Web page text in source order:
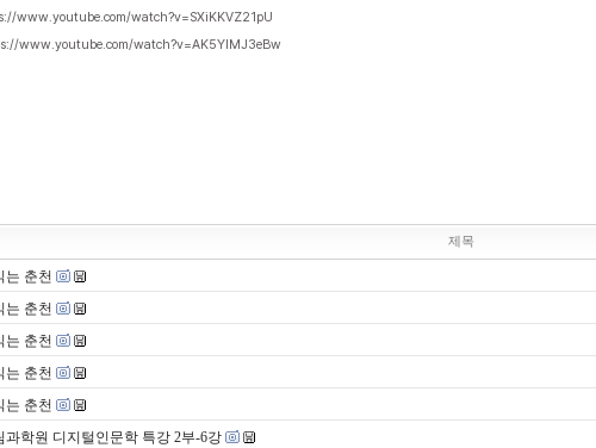
www.youtube.com/watch?v=SXiKKVZ21pU
www.youtube.com/watch?v=AK5YlMJ3eBw
제목
는 춘천
는 춘천
는 춘천
는 춘천
는 춘천
과학원 디지털인문학 특강 2부-6강